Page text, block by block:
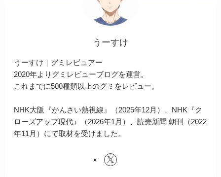
うーすけ
うーすけ｜グミレビュアー
2020年よりグミレビューブログを運営。
これまでに500種類以上のグミをレビュー。
NHK大阪『かんさい熱視線』（2025年12月）、NHK『ク
ローズアップ現代』（2026年1月）、読売新聞 朝刊（2022
年11月）にて取材を受けました。